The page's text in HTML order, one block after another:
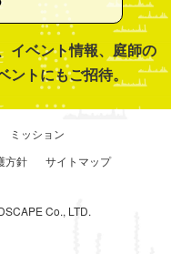
イベント情報、庭師の
ントにもご招待。
ミッション
方針
サイトマップ
Co., LTD.